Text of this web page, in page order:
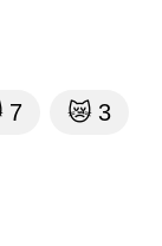
7 😿 3